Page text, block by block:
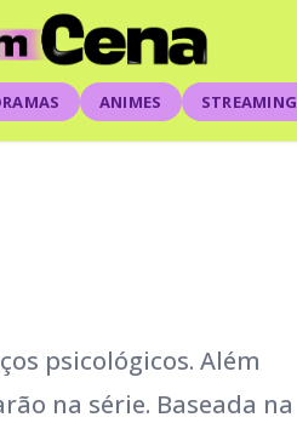
ANIMES STREAMING
psicológicos. Além
na série. Baseada na